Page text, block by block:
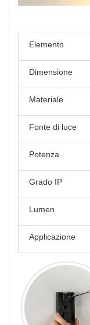
Elemento
Dimensione
Materiale
Fonte di luce
Potenza
Grado IP
Lumen
Applicazione